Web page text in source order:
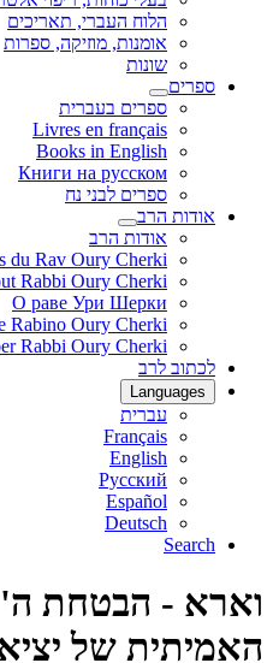
הלוח העברי, תאריכים
אומנות, מוזיקה, ספרות
שונות
ספרים
ספרים בעברית
Livres en français
Books in English
Книги на русском
ספרים לבני נח
אודות הרב
אודות הרב
du Rav Oury Cherki
Rabbi Oury Cherki
О раве Ури Шерки
Rabino Oury Cherki
Rabbi Oury Cherki
לכתוב לרב
Languages
עברית
Français
English
Русский
Español
Deutsch
Search
וארא - הבטחת ה'
האמיתית של